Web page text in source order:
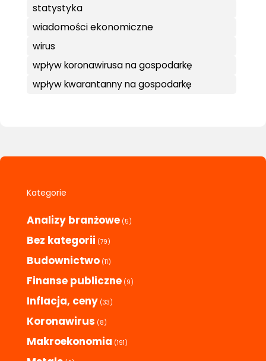
statystyka
wiadomości ekonomiczne
wirus
wpływ koronawirusa na gospodarkę
wpływ kwarantanny na gospodarkę
Kategorie
Analizy branżowe (5)
Bez kategorii (79)
Budownictwo (11)
Finanse publiczne (9)
Inflacja, ceny (33)
Koronawirus (8)
Makroekonomia (191)